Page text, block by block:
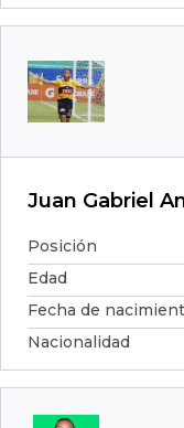
Juan Gabriel
Posición
Edad
Fecha de
Nacionalidad